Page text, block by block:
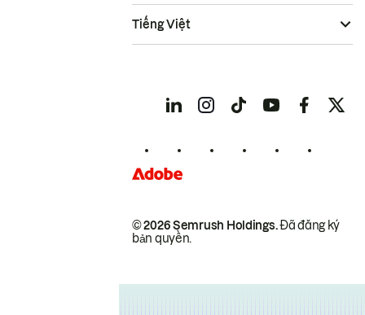
© 2026 Semrush Holdings.Đã đăng ký
bản quyền.
Tiếng Việt